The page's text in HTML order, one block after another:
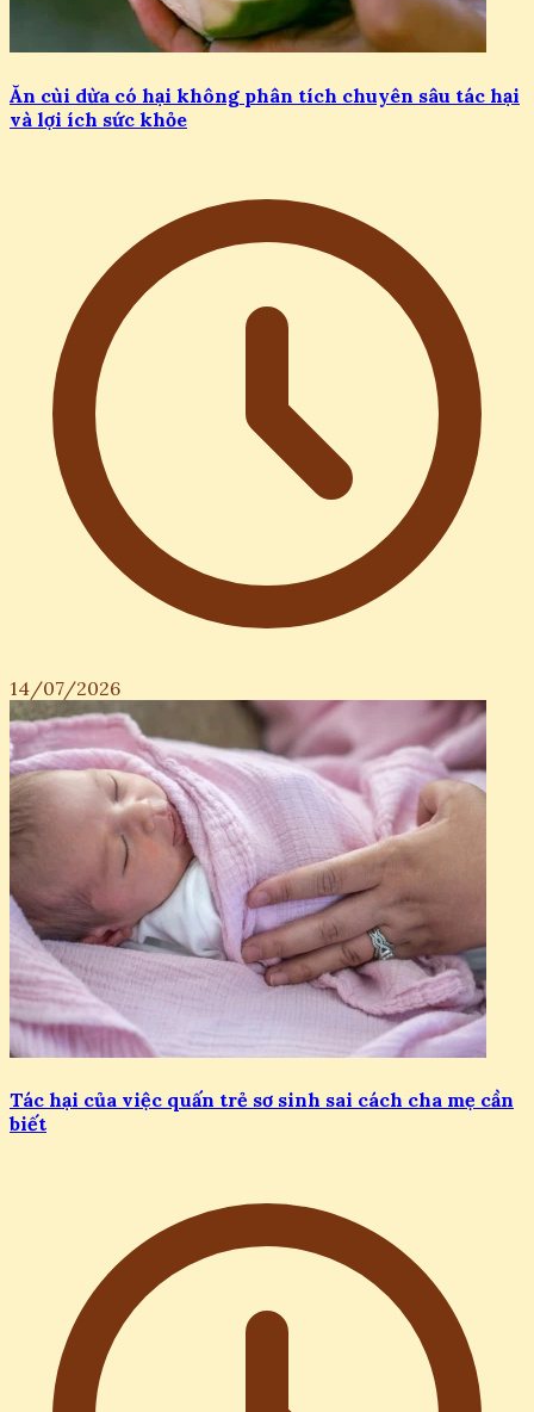
Ăn cùi dừa có hại không phân tích chuyên sâu tác hại
và lợi ích sức khỏe
14/07/2026
Tác hại của việc quấn trẻ sơ sinh sai cách cha mẹ cần
biết